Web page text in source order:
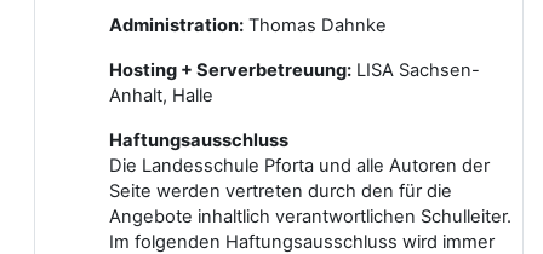
Administration: Thomas Dahnke
Hosting + Serverbetreuung: LISA Sachsen-
Anhalt, Halle
Haftungsausschluss
Die Landesschule Pforta und alle Autoren der
Seite werden vertreten durch den für die
Angebote inhaltlich verantwortlichen Schulleiter.
Im folgenden Haftungsausschluss wird immer